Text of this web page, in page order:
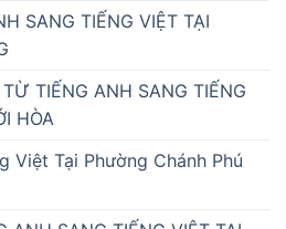
SANG TIẾNG VIỆT TẠI
TIẾNG ANH SANG TIẾNG
HÒA
Việt Tại Phường Chánh Phú